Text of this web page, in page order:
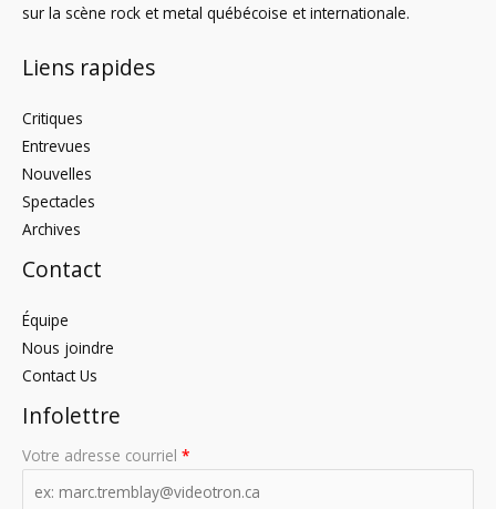
sur la scène rock et metal québécoise et internationale.
Liens rapides
Critiques
Entrevues
Nouvelles
Spectacles
Archives
Contact
Équipe
Nous joindre
Contact Us
Infolettre
Votre adresse courriel *